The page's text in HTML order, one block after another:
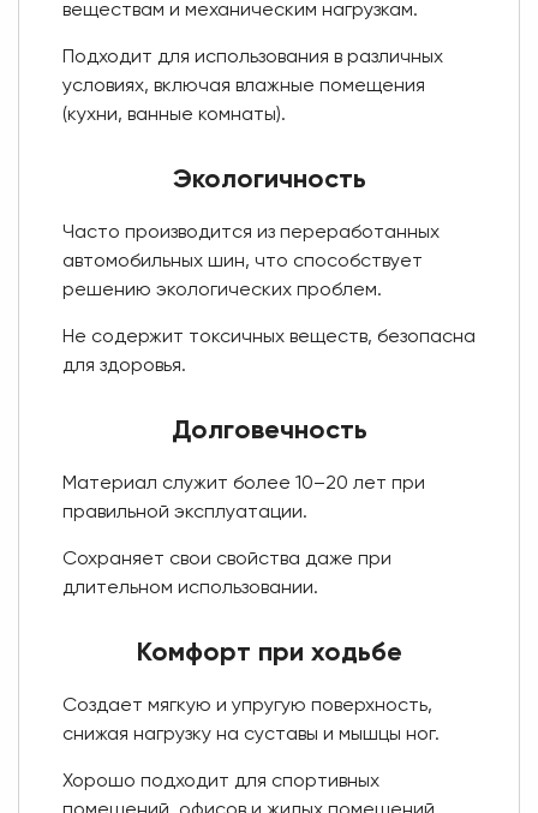
веществам и механическим нагрузкам.
Подходит для использования в различных
условиях, включая влажные помещения
(кухни, ванные комнаты).
Экологичность
Часто производится из переработанных
автомобильных шин, что способствует
решению экологических проблем.
Не содержит токсичных веществ, безопасна
для здоровья.
Долговечность
Материал служит более 10–20 лет при
правильной эксплуатации.
Сохраняет свои свойства даже при
длительном использовании.
Комфорт при ходьбе
Создает мягкую и упругую поверхность,
снижая нагрузку на суставы и мышцы ног.
Хорошо подходит для спортивных